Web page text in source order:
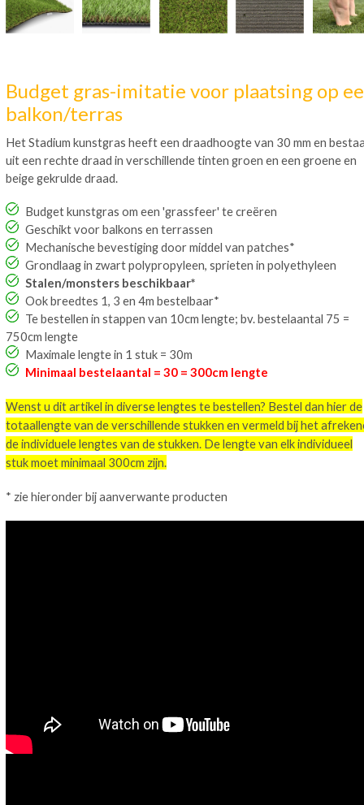
Budget gras-imitatie voor plaatsing op
balkon/terras
Het Stadium kunstgras heeft een draadhoogte van 30 mm en
uit een rechte draad in verschillende tinten groen en een groene en
beige gekrulde draad.
Budget kunstgras om een 'grassfeer' te creëren
Geschikt voor balkons en terrassen
Mechanische bevestiging door middel van patches*
Grondlaag in zwart polypropyleen, sprieten in polyethyleen
Stalen/monsters beschikbaar*
Ook breedtes 1, 3 en 4m bestelbaar*
Te bestellen in stappen van 10cm lengte; bv. bestelaantal 75 =
750cm lengte
Maximale lengte in 1 stuk = 30m
Minimaal bestelaantal = 30 = 300cm lengte
Wenst u dit artikel in diverse lengtes te bestellen? Bestel dan hier de
totaallengte van de verschillende stukken en vermeld bij het
de individuele lengtes van de stukken. De lengte van elk individueel
stuk moet minimaal 300cm zijn.
* zie hieronder bij aanverwante producten